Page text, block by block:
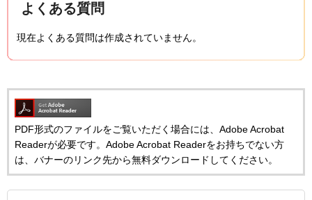
よくある質問
現在よくある質問は作成されていません。
PDF形式のファイルをご覧いただく場合には、Adobe Acrobat
Readerが必要です。Adobe Acrobat Readerをお持ちでない方
は、バナーのリンク先から無料ダウンロードしてください。